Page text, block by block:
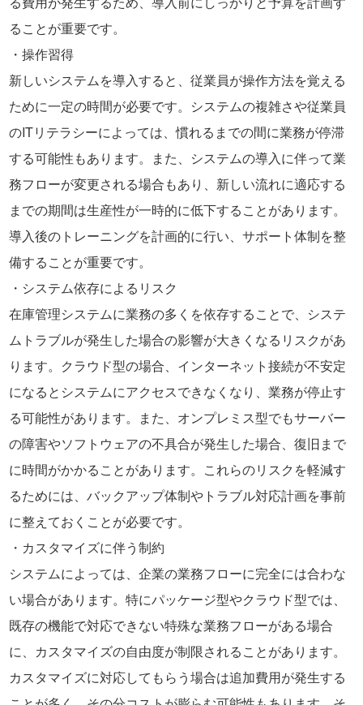
ることが重要です。
操作習得
新しいシステムを導入すると、従業員が操作方法を覚える
ために一定の時間が必要です。システムの複雑さや従業員
のITリテラシーによっては、慣れるまでの間に業務が停滞
する可能性もあります。また、システムの導入に伴って業
務フローが変更される場合もあり、新しい流れに適応する
までの期間は生産性が一時的に低下することがあります。
導入後のトレーニングを計画的に行い、サポート体制を整
備することが重要です。
システム依存によるリスク
在庫管理システムに業務の多くを依存することで、システ
ムトラブルが発生した場合の影響が大きくなるリスクがあ
ります。クラウド型の場合、インターネット接続が不安定
になるとシステムにアクセスできなくなり、業務が停止す
る可能性があります。また、オンプレミス型でもサーバー
の障害やソフトウェアの不具合が発生した場合、復旧まで
に時間がかかることがあります。これらのリスクを軽減す
るためには、バックアップ体制やトラブル対応計画を事前
に整えておくことが必要です。
カスタマイズに伴う制約
システムによっては、企業の業務フローに完全には合わな
い場合があります。特にパッケージ型やクラウド型では、
既存の機能で対応できない特殊な業務フローがある場合
に、カスタマイズの自由度が制限されることがあります。
カスタマイズに対応してもらう場合は追加費用が発生する